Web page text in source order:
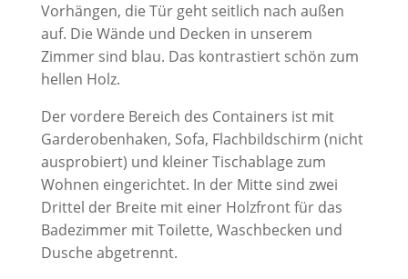
Vorhängen, die Tür geht seitlich nach außen
auf. Die Wände und Decken in unserem
Zimmer sind blau. Das kontrastiert schön zum
hellen Holz.
Der vordere Bereich des Containers ist mit
Garderobenhaken, Sofa, Flachbildschirm (nicht
ausprobiert) und kleiner Tischablage zum
Wohnen eingerichtet. In der Mitte sind zwei
Drittel der Breite mit einer Holzfront für das
Badezimmer mit Toilette, Waschbecken und
Dusche abgetrennt.